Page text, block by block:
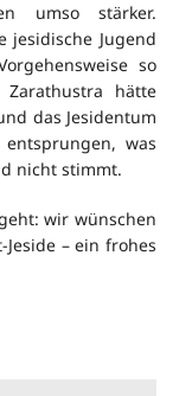
umso stärker.
jesidische Jugend
so
hätte
das Jesidentum
was
nicht stimmt.
wir wünschen
– ein frohes